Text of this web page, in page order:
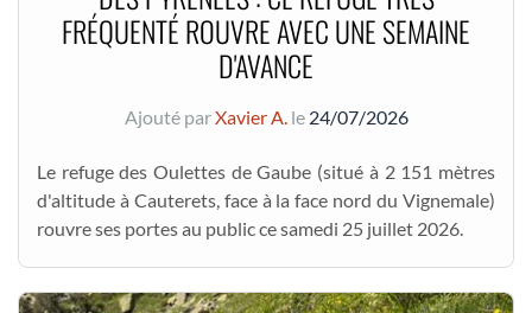
FRÉQUENTÉ ROUVRE AVEC UNE SEMAINE
D'AVANCE
Ajouté parXavier A. le 24/07/2026
Le refuge des Oulettes de Gaube (situé à 2 151 mètres
d'altitude à Cauterets, face à la face nord du Vignemale)
rouvre ses portes au public ce samedi 25 juillet 2026.